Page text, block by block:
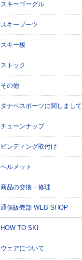
スキーゴーグル
スキーブーツ
スキー板
ストック
その他
タナベスポーツに関しまして
チューンナップ
ビンディング取付け
ヘルメット
商品の交換・修理
通信販売部 WEB SHOP
HOW TO SKI
ウェアについて